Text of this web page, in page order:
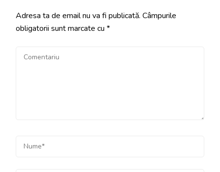
Adresa ta de email nu va fi publicată. Câmpurile
obligatorii sunt marcate cu *